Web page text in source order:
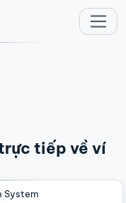
tiếp về ví
System